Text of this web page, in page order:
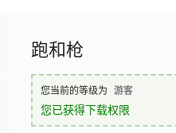
跑和枪
您当前的等级为 游客
您已获得下载权限